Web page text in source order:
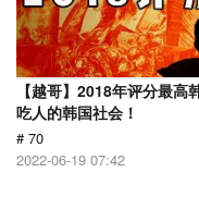
【越哥】2018年评分最
吃人的韩国社会！
# 70
2022-06-19 07:42